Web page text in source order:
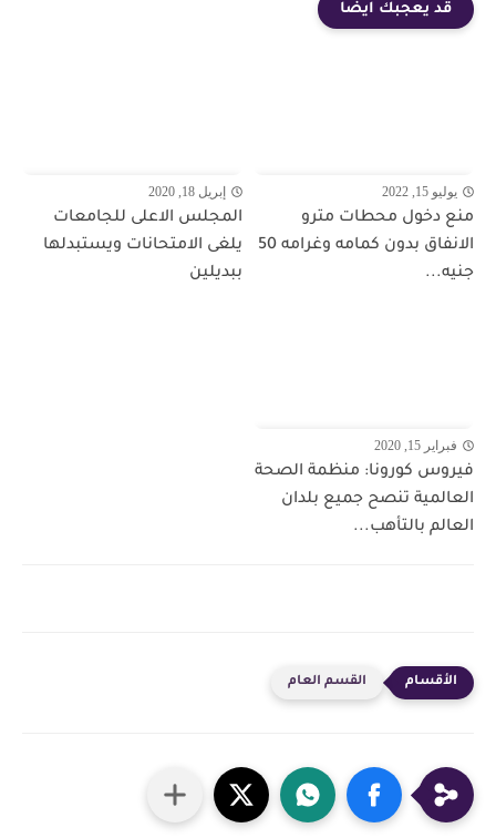
قد يعجبك ايضا
يوليو 15, 2022
منع دخول محطات مترو
الانفاق بدون كمامه وغرامه 50
جنيه...
إبريل 18, 2020
المجلس الاعلى للجامعات
يلغى الامتحانات ويستبدلها
ببديلين
فبراير 15, 2020
فيروس كورونا: منظمة الصحة
العالمية تنصح جميع بلدان
العالم بالتأهب...
القسم العام